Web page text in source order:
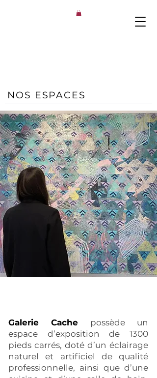
NOS ESPACES
Galerie Cache
possède un
espace d’exposition de 1300
pieds carrés, doté d’un éclairage
naturel et artificiel de qualité
professionnelle, ainsi que d’une